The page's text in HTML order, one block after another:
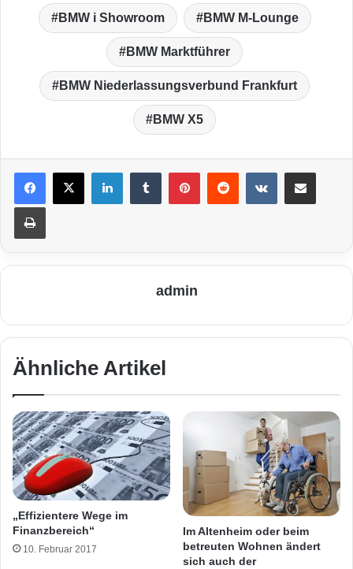
BMW i Showroom BMW M-Lounge
BMW Marktführer
BMW Niederlassungsverbund Frankfurt
BMW X5
LinkedIn VKontakte
Drucken
admin
Ähnliche Artikel
„Effizientere Wege im
Finanzbereich“
10. Februar 2017
Im Altenheim oder beim
betreuten Wohnen ändert
sich auch der